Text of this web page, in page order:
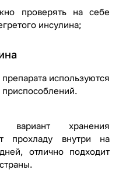
проверять на себе
инсулина;
используются
вариант хранения
прохладу внутри на
отлично подходит